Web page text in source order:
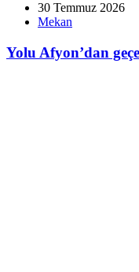
30 Temmuz 2026
Mekan
Yolu Afyon’dan